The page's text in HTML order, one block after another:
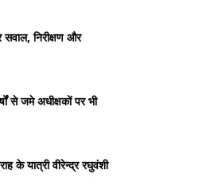
सवाल, निरीक्षण और
से जमे अधीक्षकों पर भी
के यात्री वीरेन्द्र रघुवंशी